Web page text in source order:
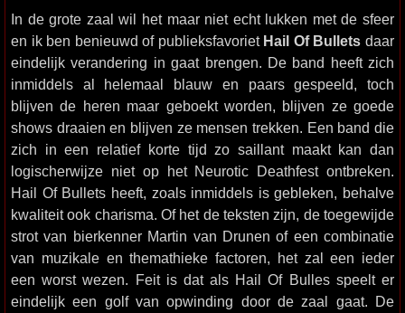
In de grote zaal wil het maar niet echt lukken met de sfeer
en ik ben benieuwd of publieksfavoriet Hail Of Bullets daar
eindelijk verandering in gaat brengen. De band heeft zich
inmiddels al helemaal blauw en paars gespeeld, toch
blijven de heren maar geboekt worden, blijven ze goede
shows draaien en blijven ze mensen trekken. Een band die
zich in een relatief korte tijd zo saillant maakt kan dan
logischerwijze niet op het Neurotic Deathfest ontbreken.
Hail Of Bullets heeft, zoals inmiddels is gebleken, behalve
kwaliteit ook charisma. Of het de teksten zijn, de toegewijde
strot van bierkenner Martin van Drunen of een combinatie
van muzikale en themathieke factoren, het zal een ieder
een worst wezen. Feit is dat als Hail Of Bulles speelt er
eindelijk een golf van opwinding door de zaal gaat. De